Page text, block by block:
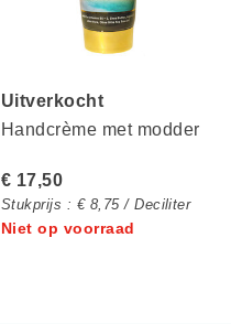
Uitverkocht
Handcrème met modder
€ 17,50
Stukprijs : € 8,75 / Deciliter
Niet op voorraad